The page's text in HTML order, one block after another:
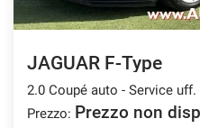
JAGUAR F-Type
2.0 Coupé auto - Service uff.
Prezzo: Prezzo non